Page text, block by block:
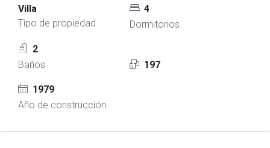
Villa
Tipo de propiedad
4
Dormitorios
2
Baños
197
1979
Año de construcción